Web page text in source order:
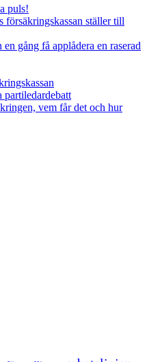
puls!
försäkringskassan ställer till
gång få applådera en raserad
partiledardebatt
vem får det och hur